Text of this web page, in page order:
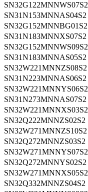
SN32G122MNNWS07S2
SN31N153MNNAS04S2
SN32G152MNNBG01S2
SN31N183MNNXS07S2
SN32G152MNNWS09S2
SN31N183MNNAS05S2
SN32W221MNNZS08S2
SN31N223MNNAS06S2
SN32W221MNNYS06S2
SN31N273MNNAS07S2
SN32W221MNNXS03S2
SN32Q222MNNZS02S2
SN32W271MNNZS10S2
SN32Q272MNNZS03S2
SN32W271MNNYS07S2
SN32Q272MNNYS02S2
SN32W271MNNXS05S2
SN32Q332MNNZS04S2